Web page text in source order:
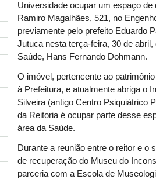
Universidade ocupar um espaço de
Ramiro Magalhães, 521, no
previamente pelo prefeito Eduardo
Jutuca nesta terça-feira, 30 de
Saúde, Hans Fernando Dohmann.
O imóvel, pertencente ao
à Prefeitura, e atualmente abriga o
Silveira (antigo Centro Psiquiátrico
da Reitoria é ocupar parte desse
área da Saúde.
Durante a reunião entre o reitor e o
de recuperação do Museu do
parceria com a Escola de